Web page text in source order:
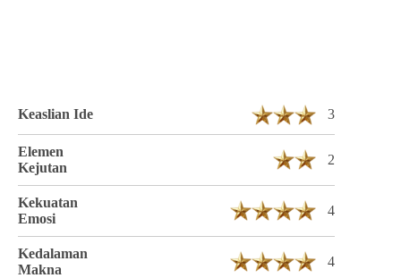
Keaslian Ide 3
Elemen
Kejutan
2
Kekuatan
Emosi
4
Kedalaman
Makna
4